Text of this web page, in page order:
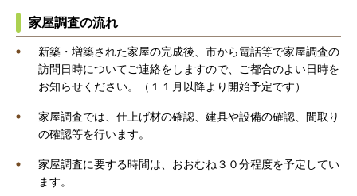
家屋調査の流れ
新築・増築された家屋の完成後、市から電話等で家屋調査の
訪問日時についてご連絡をしますので、ご都合のよい日時を
お知らせください。（１１月以降より開始予定です）
家屋調査では、仕上げ材の確認、建具や設備の確認、間取り
の確認等を行います。
家屋調査に要する時間は、おおむね３０分程度を予定してい
ます。